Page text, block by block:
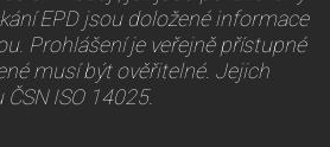
EPD jsou doložené informace
Prohlášení je veřejně přístupné
musí být ověřitelné. Jejich
ISO 14025.